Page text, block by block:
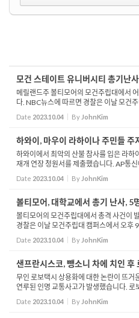
모건 스테이트 유니버시티 총기난사
메릴랜드주 볼티모어의 모건주립대에서
다. NBC뉴스에 따르면 경찰은 이날 모건
이 발생했다고 밝혔습니다. 이 사건으로 5
명엔 지장이 ...
Date 2023.10.04 By JohnKim
하와이, 마우이 라하이나 주민들 주
하와이에서 최악의 산불 참사를 입은 라하
재개 연장 청원서를 제출했습니다. AP통
마우이 주민 3천명 이상이 서명했습니다.
화마로 ...
Date 2023.10.04 By JohnKim
볼티모어, 대학교에서 총기 난사, 5
볼티모어의 모건주립대에서 총격 사건이
경찰은 이날 모건주립대 캠퍼스에서 오후
다. 이 사건으로 5명이 다쳐 병원으로 이
중 4명은 ...
Date 2023.10.04 By JohnKim
샌프란시스코, 뺑소니 차에 치인 후
무인 로보택시 상용화에 대한 논란이 뜨
연루된 인명 교통사고가 발생했습니다. 로
난 2일 밤 샌프란시스코 다운타운 한 교차
발견됐...
Date 2023.10.04 By JohnKim